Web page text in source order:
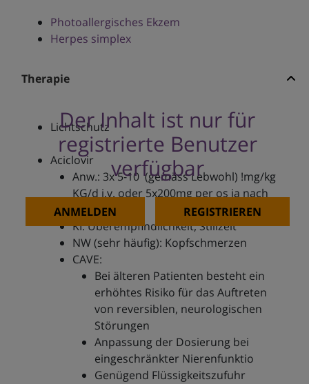
Photoallergisches Ekzem
Herpes simplex
Therapie
Der Inhalt ist nur für
registrierte Benutzer
verfügbar
ANMELDEN REGISTRIEREN
Lichtschutz
Aciclovir
Anw.: 3x 5-10 (gemäss Lebwohl) !mg/kg
KG/d i.v. oder 5x200mg per os ja nach
Klinik
KI: Überempfindlichkeit, Stillzeit
NW (sehr häufig): Kopfschmerzen
CAVE:
Bei älteren Patienten besteht ein
erhöhtes Risiko für das Auftreten
von reversiblen, neurologischen
Störungen
Anpassung der Dosierung bei
eingeschränkter Nierenfunktio
Genügend Flüssigkeitszufuhr